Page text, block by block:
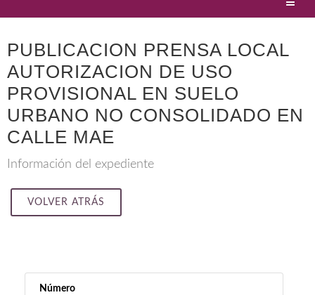
PUBLICACION PRENSA LOCAL
AUTORIZACION DE USO
PROVISIONAL EN SUELO
URBANO NO CONSOLIDADO EN
CALLE MAE
Información del expediente
VOLVER ATRÁS
Número